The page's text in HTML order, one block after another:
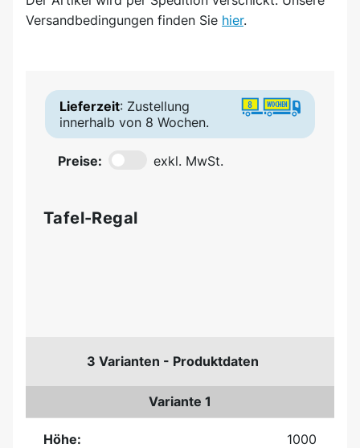
Versandbedingungen finden Sie hier.
Lieferzeit: Zustellung
innerhalb von 8 Wochen.
Preise: exkl. MwSt.
Tafel-Regal
3 Varianten - Produktdaten
Variante 1
Höhe:
1000